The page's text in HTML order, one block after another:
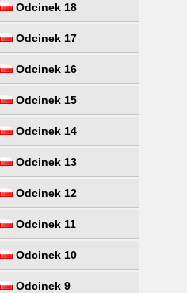
Odcinek 18
Odcinek 17
Odcinek 16
Odcinek 15
Odcinek 14
Odcinek 13
Odcinek 12
Odcinek 11
Odcinek 10
Odcinek 9